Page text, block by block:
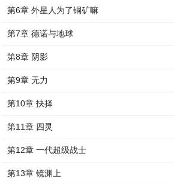
第6章 外星人为了铜矿嘛
第7章 德诺与地球
第8章 阴影
第9章 无力
第10章 抉择
第11章 四灵
第12章 一代超级战士
第13章 镜渊上